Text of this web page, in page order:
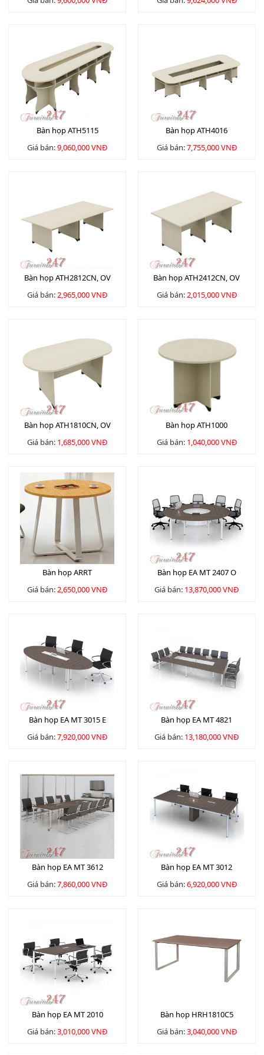
Bàn họp ATH5115
Giá bán:9,060,000 VNĐ
Bàn họp ATH4016
Giá bán:7,755,000 VNĐ
Bàn họp ATH2812CN, OV
Giá bán:2,965,000 VNĐ
Bàn họp ATH2412CN, OV
Giá bán:2,015,000 VNĐ
Bàn họp ATH1810CN, OV
Giá bán: 1,685,000 VNĐ
Bàn họp ATH1000
Giá bán: 1,040,000 VNĐ
Bàn họp ARRT
Giá bán:2,650,000 VNĐ
Bàn họp EA MT 2407 O
Giá bán: 13,870,000 VNĐ
Bàn họp EA MT 3015 E
Giá bán:7,920,000 VNĐ
Bàn họp EA MT 4821
Giá bán: 13,180,000 VNĐ
Bàn họp EA MT 3612
Giá bán:7,860,000 VNĐ
Bàn họp EA MT 3012
Giá bán:6,920,000 VNĐ
Bàn họp EA MT 2010
Giá bán:3,010,000 VNĐ
Bàn họp HRH1810C5
Giá bán:3,040,000 VNĐ